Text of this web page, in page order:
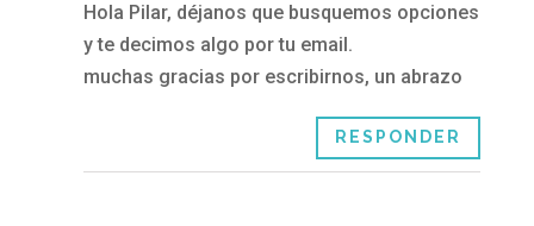
Hola Pilar, déjanos que busquemos opciones
y te decimos algo por tu email.
muchas gracias por escribirnos, un abrazo
RESPONDER